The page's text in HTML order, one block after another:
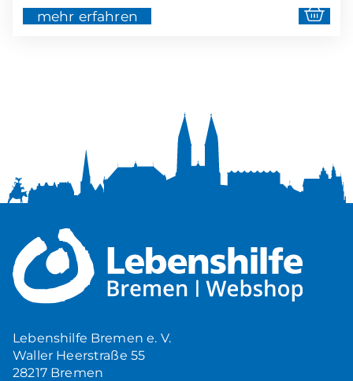
mehr erfahren
Lebenshilfe Bremen e. V.
Waller Heerstraße 55
28217 Bremen